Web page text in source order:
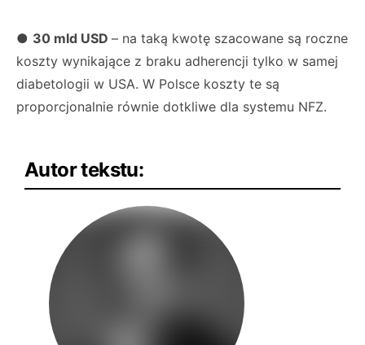
● 30 mld USD – na taką kwotę szacowane są roczne
koszty wynikające z braku adherencji tylko w samej
diabetologii w USA. W Polsce koszty te są
proporcjonalnie równie dotkliwe dla systemu NFZ.
Autor tekstu: